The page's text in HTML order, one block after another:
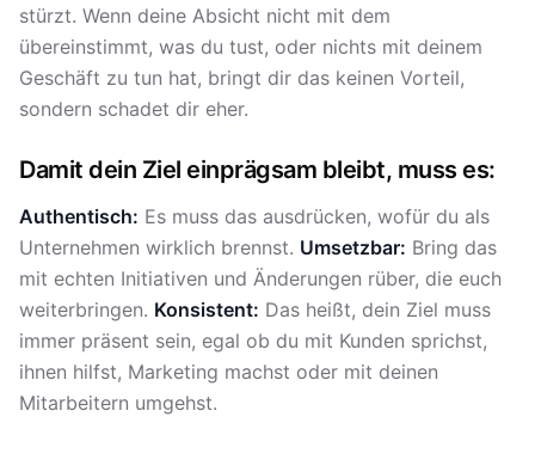
stürzt. Wenn deine Absicht nicht mit dem
übereinstimmt, was du tust, oder nichts mit deinem
Geschäft zu tun hat, bringt dir das keinen Vorteil,
sondern schadet dir eher.
Damit dein Ziel einprägsam bleibt, muss es:
Authentisch: Es muss das ausdrücken, wofür du als
Unternehmen wirklich brennst. Umsetzbar: Bring das
mit echten Initiativen und Änderungen rüber, die euch
weiterbringen. Konsistent: Das heißt, dein Ziel muss
immer präsent sein, egal ob du mit Kunden sprichst,
ihnen hilfst, Marketing machst oder mit deinen
Mitarbeitern umgehst.